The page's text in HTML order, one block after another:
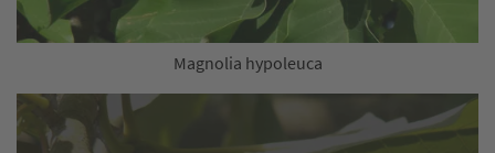
Magnolia hypoleuca